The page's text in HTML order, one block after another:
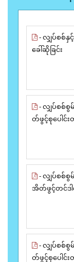
- လျှပ်စစ်နှ
ခေါ်ဆိုခြင်း
- လျှပ်စစ်စွ
တ်ဖွင့်စုပေါင်း
- လျှပ်စစ်စွ
အိတ်ဖွင့်တင်ဒါခ
- လျှပ်စစ်စွ
တ်ဖွင့်စုပေါင်း